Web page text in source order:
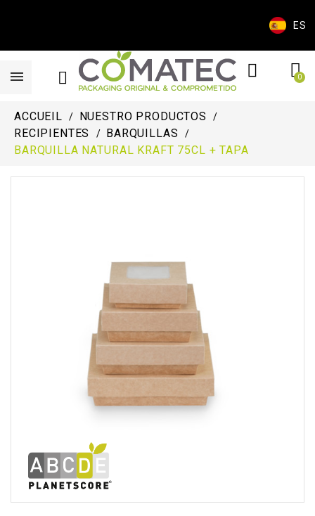
ES
ACCUEIL
NUESTRO PRODUCTOS
RECIPIENTES
BARQUILLAS
BARQUILLA NATURAL KRAFT 75CL + TAPA